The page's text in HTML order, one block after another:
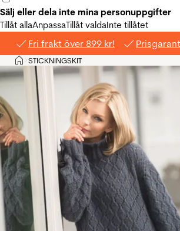
Sälj eller dela inte mina personuppgifter
Tillåt allaAnpassaTillåt valdaInte tillåtet
Fri frakt över 899 kr!
Hem
>STICKNINGSKIT